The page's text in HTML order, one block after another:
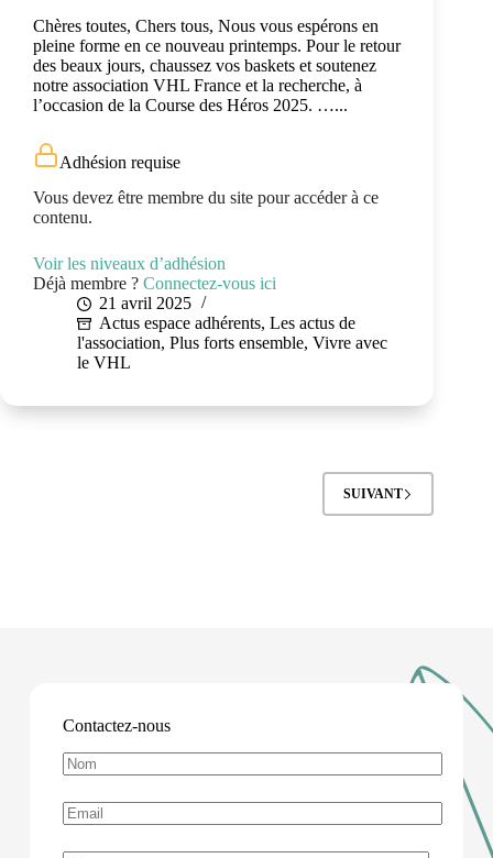
Chères toutes, Chers tous, Nous vous espérons en
pleine forme en ce nouveau printemps. Pour le retour
des beaux jours, chaussez vos baskets et soutenez
notre association VHL France et la recherche, à
l’occasion de la Course des Héros 2025. …...
Adhésion requise
Vous devez être membre du site pour accéder à ce
contenu.
Voir les niveaux d’adhésion
Déjà membre ? Connectez-vous ici
21 avril 2025
Actus espace adhérents, Les actus de
l'association, Plus forts ensemble, Vivre avec
le VHL
SUIVANT
Contactez-nous